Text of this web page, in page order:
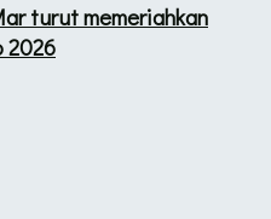
turut memeriahkan
2026